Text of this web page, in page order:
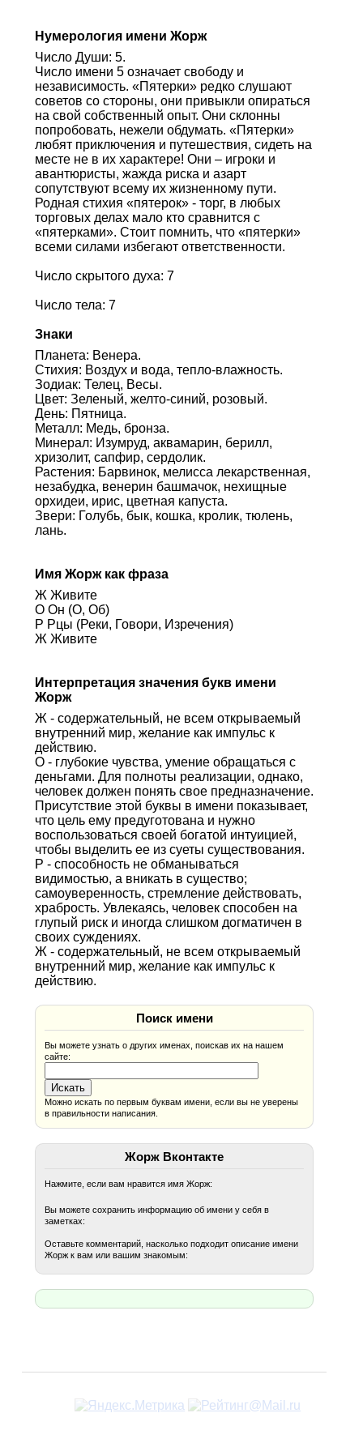
Нумерология имени Жорж
Число Души: 5.
Число имени 5 означает свободу и
независимость. «Пятерки» редко слушают
советов со стороны, они привыкли опираться
на свой собственный опыт. Они склонны
попробовать, нежели обдумать. «Пятерки»
любят приключения и путешествия, сидеть на
месте не в их характере! Они – игроки и
авантюристы, жажда риска и азарт
сопутствуют всему их жизненному пути.
Родная стихия «пятерок» - торг, в любых
торговых делах мало кто сравнится с
«пятерками». Стоит помнить, что «пятерки»
всеми силами избегают ответственности.
Число скрытого духа: 7
Число тела: 7
Знаки
Планета: Венера.
Стихия: Воздух и вода, тепло-влажность.
Зодиак: Телец, Весы.
Цвет: Зеленый, желто-синий, розовый.
День: Пятница.
Металл: Медь, бронза.
Минерал: Изумруд, аквамарин, берилл,
хризолит, сапфир, сердолик.
Растения: Барвинок, мелисса лекарственная,
незабудка, венерин башмачок, нехищные
орхидеи, ирис, цветная капуста.
Звери: Голубь, бык, кошка, кролик, тюлень,
лань.
Имя Жорж как фраза
Ж Живите
О Он (О, Об)
Р Рцы (Реки, Говори, Изречения)
Ж Живите
Интерпретация значения букв имени
Жорж
Ж - содержательный, не всем открываемый
внутренний мир, желание как импульс к
действию.
О - глубокие чувства, умение обращаться с
деньгами. Для полноты реализации, однако,
человек должен понять свое предназначение.
Присутствие этой буквы в имени показывает,
что цель ему предуготована и нужно
воспользоваться своей богатой интуицией,
чтобы выделить ее из суеты существования.
Р - способность не обманываться
видимостью, а вникать в существо;
самоуверенность, стремление действовать,
храбрость. Увлекаясь, человек способен на
глупый риск и иногда слишком догматичен в
своих суждениях.
Ж - содержательный, не всем открываемый
внутренний мир, желание как импульс к
действию.
Поиск имени
Вы можете узнать о других именах, поискав их на нашем
сайте:
Можно искать по первым буквам имени, если вы не уверены
в правильности написания.
Жорж Вконтакте
Нажмите, если вам нравится имя Жорж:
Вы можете сохранить информацию об имени у себя в
заметках:
Оставьте комментарий, насколько подходит описание имени
Жорж к вам или вашим знакомым: